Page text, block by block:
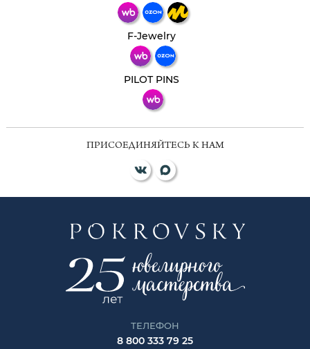
F-Jewelry
PILOT PINS
ПРИСОЕДИНЯЙТЕСЬ К НАМ
ТЕЛЕФОН
8 800 333 79 25